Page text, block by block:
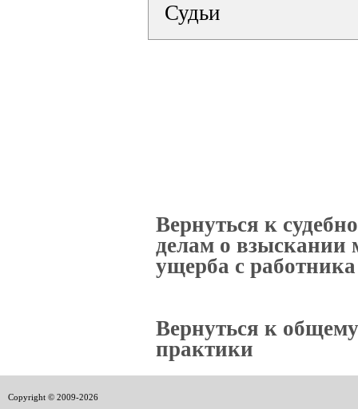
Судьи
Вернуться к
делам о взыскании
ущерба с работника
Вернуться к
практики
Copyright © 2009-2026